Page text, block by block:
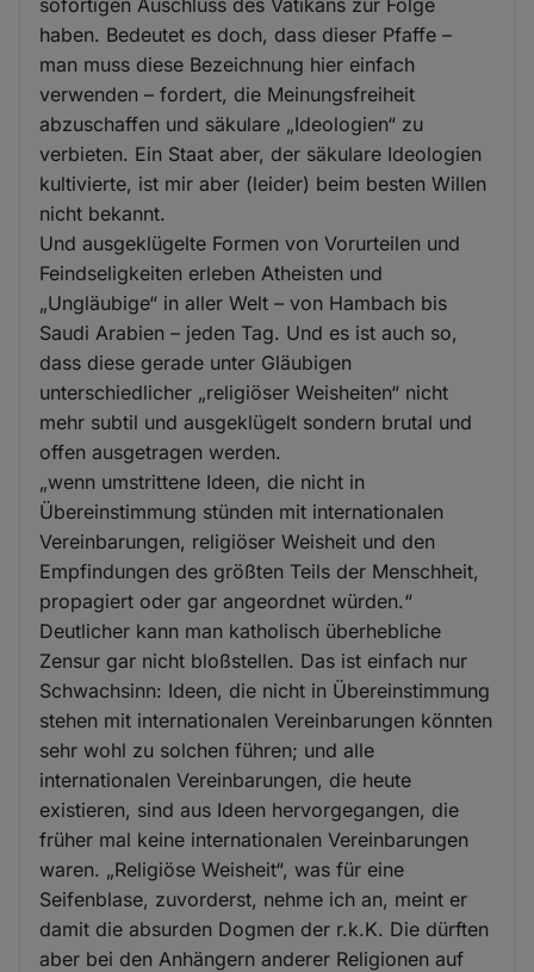
haben. Bedeutet es doch, dass dieser Pfaffe –
man muss diese Bezeichnung hier einfach
verwenden – fordert, die Meinungsfreiheit
abzuschaffen und säkulare „Ideologien“ zu
verbieten. Ein Staat aber, der säkulare Ideologien
kultivierte, ist mir aber (leider) beim besten Willen
nicht bekannt.
Und ausgeklügelte Formen von Vorurteilen und
Feindseligkeiten erleben Atheisten und
„Ungläubige“ in aller Welt – von Hambach bis
Saudi Arabien – jeden Tag. Und es ist auch so,
dass diese gerade unter Gläubigen
unterschiedlicher „religiöser Weisheiten“ nicht
mehr subtil und ausgeklügelt sondern brutal und
offen ausgetragen werden.
„wenn umstrittene Ideen, die nicht in
Übereinstimmung stünden mit internationalen
Vereinbarungen, religiöser Weisheit und den
Empfindungen des größten Teils der Menschheit,
propagiert oder gar angeordnet würden.“
Deutlicher kann man katholisch überhebliche
Zensur gar nicht bloßstellen. Das ist einfach nur
Schwachsinn: Ideen, die nicht in Übereinstimmung
stehen mit internationalen Vereinbarungen könnten
sehr wohl zu solchen führen; und alle
internationalen Vereinbarungen, die heute
existieren, sind aus Ideen hervorgegangen, die
früher mal keine internationalen Vereinbarungen
waren. „Religiöse Weisheit“, was für eine
Seifenblase, zuvorderst, nehme ich an, meint er
damit die absurden Dogmen der r.k.K. Die dürften
aber bei den Anhängern anderer Religionen auf